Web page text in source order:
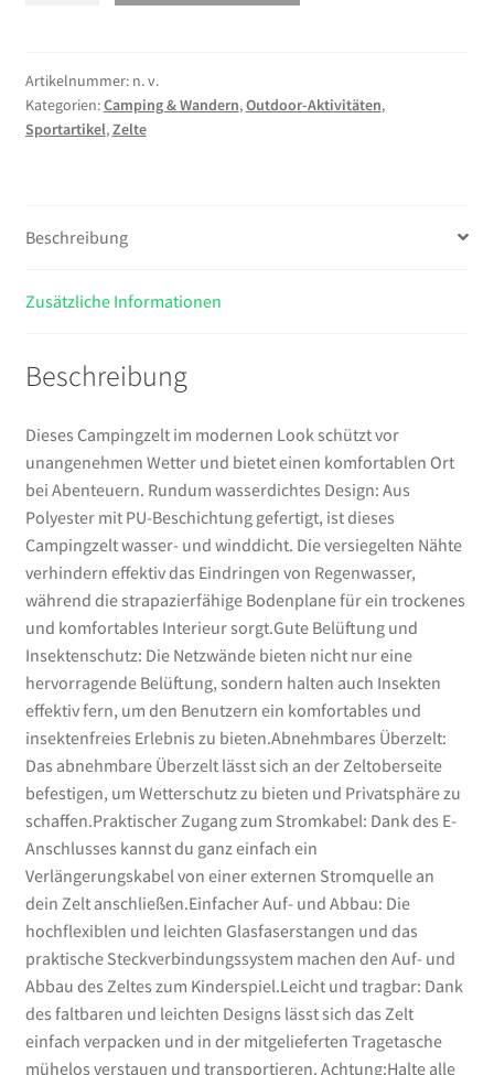
Orange
Wasserdicht
Menge
Artikelnummer: n. v.
Kategorien:Camping & Wandern,Outdoor-Aktivitäten,
Sportartikel,Zelte
Beschreibung
Zusätzliche Informationen
Beschreibung
Dieses Campingzelt im modernen Look schützt vor
unangenehmen Wetter und bietet einen komfortablen Ort
bei Abenteuern. Rundum wasserdichtes Design: Aus
Polyester mit PU-Beschichtung gefertigt, ist dieses
Campingzelt wasser- und winddicht. Die versiegelten Nähte
verhindern effektiv das Eindringen von Regenwasser,
während die strapazierfähige Bodenplane für ein trockenes
und komfortables Interieur sorgt.Gute Belüftung und
Insektenschutz: Die Netzwände bieten nicht nur eine
hervorragende Belüftung, sondern halten auch Insekten
effektiv fern, um den Benutzern ein komfortables und
insektenfreies Erlebnis zu bieten.Abnehmbares Überzelt:
Das abnehmbare Überzelt lässt sich an der Zeltoberseite
befestigen, um Wetterschutz zu bieten und Privatsphäre zu
schaffen.Praktischer Zugang zum Stromkabel: Dank des E-
Anschlusses kannst du ganz einfach ein
Verlängerungskabel von einer externen Stromquelle an
dein Zelt anschließen.Einfacher Auf- und Abbau: Die
hochflexiblen und leichten Glasfaserstangen und das
praktische Steckverbindungssystem machen den Auf- und
Abbau des Zeltes zum Kinderspiel.Leicht und tragbar: Dank
des faltbaren und leichten Designs lässt sich das Zelt
einfach verpacken und in der mitgelieferten Tragetasche
mühelos verstauen und transportieren. Achtung:Halte alle